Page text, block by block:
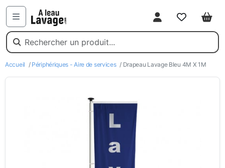
Menu
Mon compte
Favoris
Accueil / Périphériques - Aire de services / Drapeau Lavage Bleu 4M X 1M